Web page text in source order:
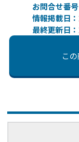
お問合せ番号
情報掲載日：
最終更新日：
こ